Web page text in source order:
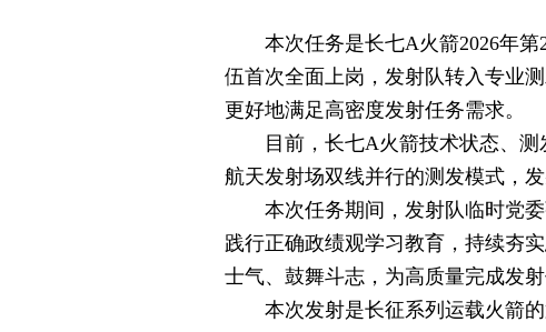
本次任务是长七A火箭2026年第2
伍首次全面上岗，发射队转入专业
更好地满足高密度发射任务需求。
目前，长七A火箭技术状态、测
航天发射场双线并行的测发模式，
本次任务期间，发射队临时党委
践行正确政绩观学习教育，持续夯
士气、鼓舞斗志，为高质量完成发
本次发射是长征系列运载火箭的